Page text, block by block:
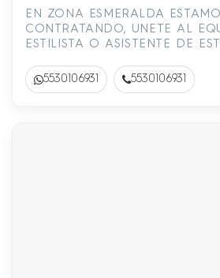
COMO ESTILISTA O
ESTILISTATRABAJO DE
SABADO. INFORMES 55-
EN ZONA ESMERALDA
CONTRATANDO, UNETE AL
ESTILISTA O ASISTENTE DE
5530106931 5530106931